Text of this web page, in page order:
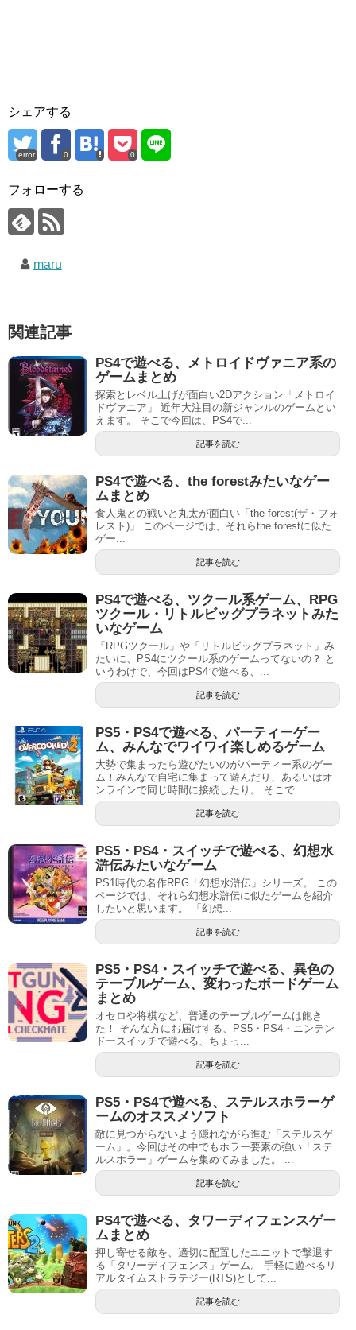
シェアする
error 0 0
フォローする
maru
関連記事
PS4で遊べる、メトロイドヴァニア系の
ゲームまとめ
探索とレベル上げが面白い2Dアクション「メトロイ
ドヴァニア」 近年大注目の新ジャンルのゲームとい
えます。 そこで今回は、PS4で...
記事を読む
PS4で遊べる、the forestみたいなゲー
ムまとめ
食人鬼との戦いと丸太が面白い「the forest(ザ・フォ
レスト)」 このページでは、それらthe forestに似た
ゲー...
記事を読む
PS4で遊べる、ツクール系ゲーム、RPG
ツクール・リトルビッグプラネットみた
いなゲーム
「RPGツクール」や「リトルビッグプラネット」み
たいに、PS4にツクール系のゲームってないの？ と
いうわけで、今回はPS4で遊べる、...
記事を読む
PS5・PS4で遊べる、パーティーゲー
ム、みんなでワイワイ楽しめるゲーム
大勢で集まったら遊びたいのがパーティー系のゲー
ム！みんなで自宅に集まって遊んだり、あるいはオ
ンラインで同じ時間に接続したり。 そこで...
記事を読む
PS5・PS4・スイッチで遊べる、幻想水
滸伝みたいなゲーム
PS1時代の名作RPG「幻想水滸伝」シリーズ。 この
ページでは、それら幻想水滸伝に似たゲームを紹介
したいと思います。 「幻想...
記事を読む
PS5・PS4・スイッチで遊べる、異色の
テーブルゲーム、変わったボードゲーム
まとめ
オセロや将棋など、普通のテーブルゲームは飽き
た！ そんな方にお届けする、PS5・PS4・ニンテン
ドースイッチで遊べる、ちょっ...
記事を読む
PS5・PS4で遊べる、ステルスホラーゲ
ームのオススメソフト
敵に見つからないよう隠れながら進む「ステルスゲ
ーム」。今回はその中でもホラー要素の強い「ステ
ルスホラー」ゲームを集めてみました。 ...
記事を読む
PS4で遊べる、タワーディフェンスゲー
ムまとめ
押し寄せる敵を、適切に配置したユニットで撃退す
る「タワーディフェンス」ゲーム。 手軽に遊べるリ
アルタイムストラテジー(RTS)として...
記事を読む